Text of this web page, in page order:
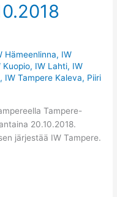
Hämeenlinna, IW
Kuopio, IW Lahti, IW
, IW Tampere Kaleva, Piiri
Tampere-
20.10.2018.
järjestää IW Tampere.